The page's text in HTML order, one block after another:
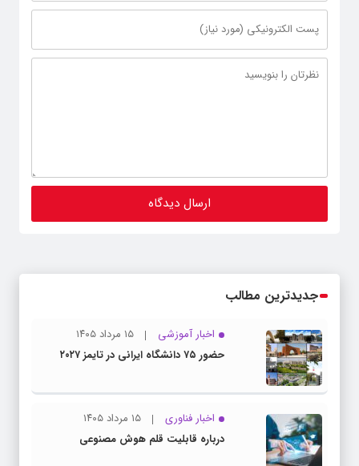
جدیدترین مطالب
اخبار آموزشی
۱۵ مرداد ۱۴۰۵
حضور ۷۵ دانشگاه ایرانی در تایمز ۲۰۲۷
اخبار فناوری
۱۵ مرداد ۱۴۰۵
درباره قابلیت قلم هوش مصنوعی